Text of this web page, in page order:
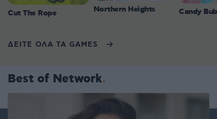
Cut The Rope Northern Heights Candy
ΔΕΙΤΕ ΟΛΑ ΤΑ GAMES
Best of Network